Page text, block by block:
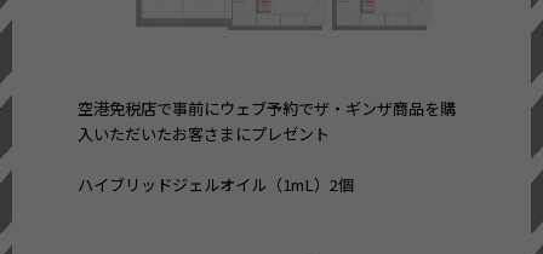
空港免税店で事前にウェブ予約でザ・ギンザ商品を購
入いただいたお客さまにプレゼント
ハイブリッドジェルオイル（1mL）2個